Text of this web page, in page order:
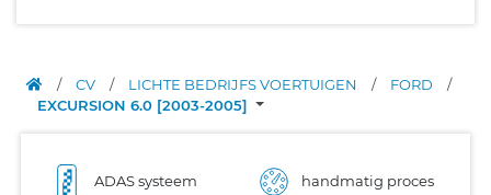
/ CV / LICHTE BEDRIJFS VOERTUIGEN / FORD
/
EXCURSION 6.0 [2003-2005]
ADAS systeem handmatig proces